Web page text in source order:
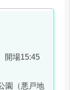
開場15:45
園（悪戸地